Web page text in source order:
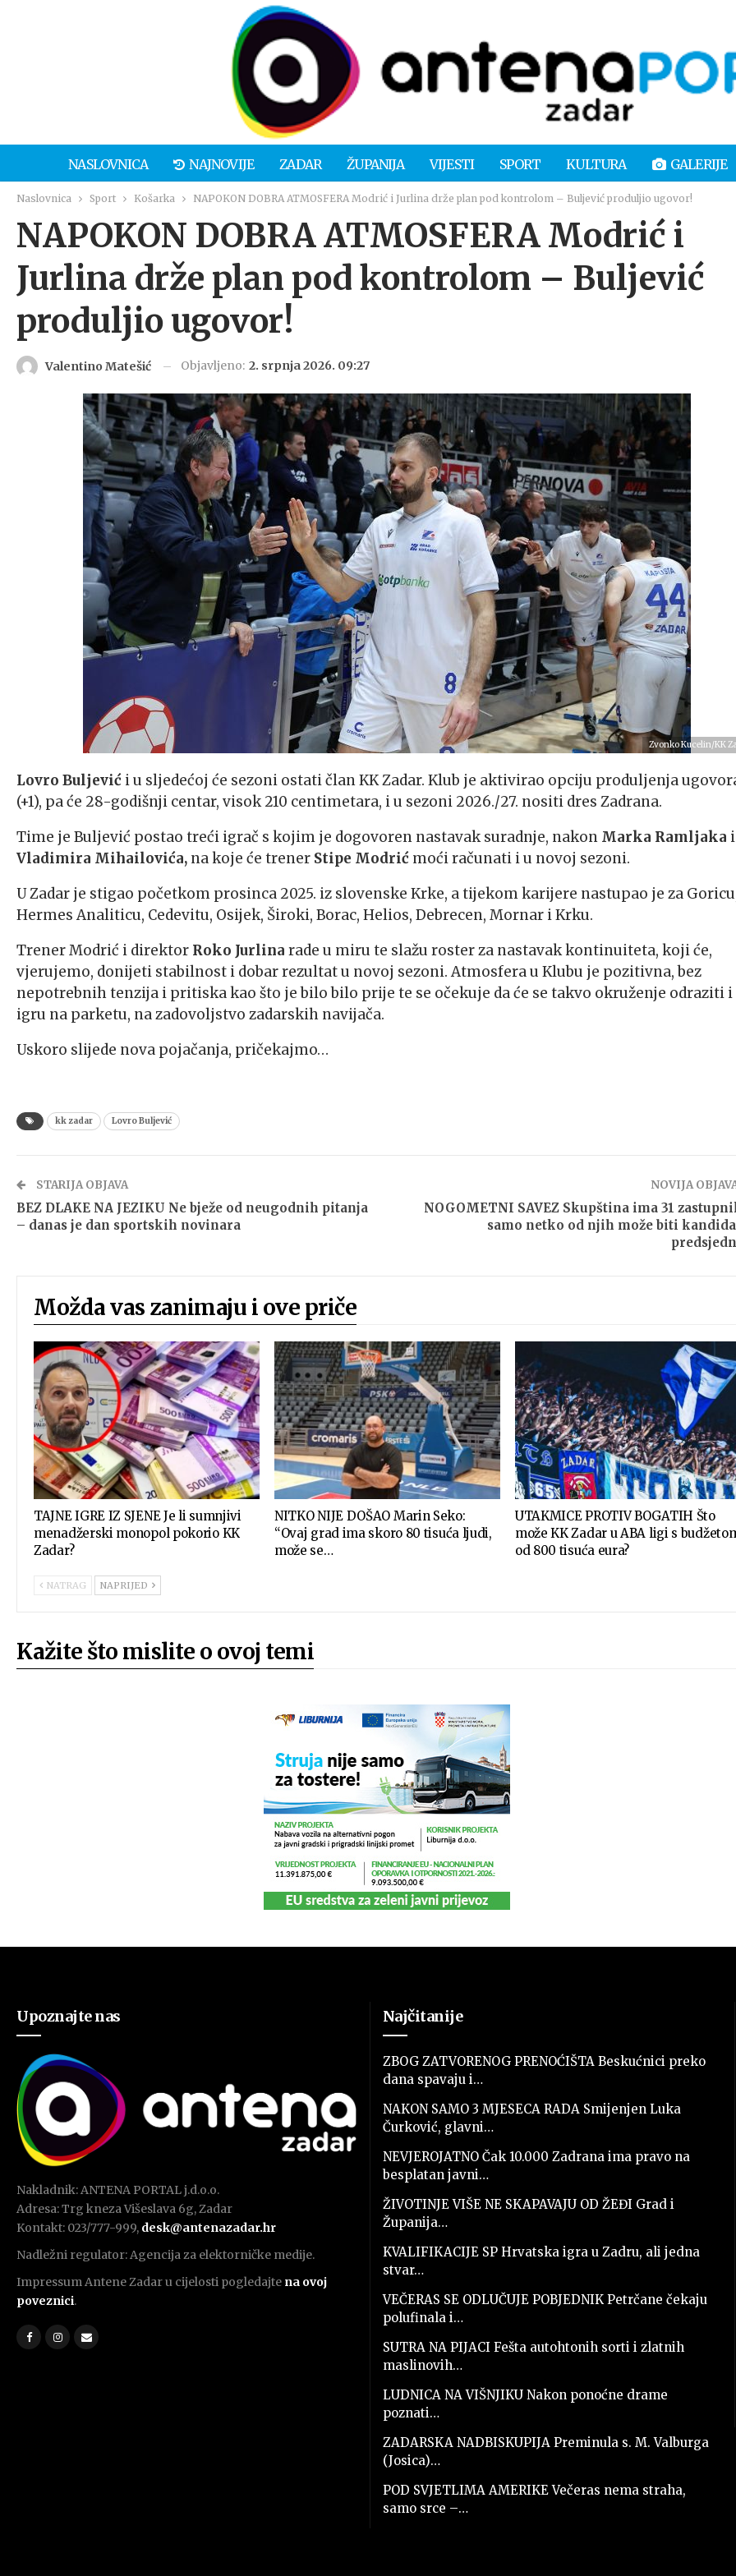
NASLOVNICA NAJNOVIJE ZADAR ŽUPANIJA VIJESTI SPORT KULTURA GALERIJE
Naslovnica Sport Košarka NAPOKON DOBRA ATMOSFERA Modrić i Jurlina drže plan pod kontrolom – Buljević produljio ugovor!
NAPOKON DOBRA ATMOSFERA Modrić i
Jurlina drže plan pod kontrolom – Buljević
produljio ugovor!
Valentino Matešić Objavljeno: 2. srpnja 2026. 09:27
Zvonko Kucelin/KK
Lovro Buljević i u sljedećoj će sezoni ostati član KK Zadar. Klub je aktivirao opciju produljenja
(+1), pa će 28-godišnji centar, visok 210 centimetara, i u sezoni 2026./27. nositi dres Zadrana.
Time je Buljević postao treći igrač s kojim je dogovoren nastavak suradnje, nakon Marka Ramljaka i
Vladimira Mihailovića, na koje će trener Stipe Modrić moći računati i u novoj sezoni.
U Zadar je stigao početkom prosinca 2025. iz slovenske Krke, a tijekom karijere nastupao je za
Hermes Analiticu, Cedevitu, Osijek, Široki, Borac, Helios, Debrecen, Mornar i Krku.
Trener Modrić i direktor Roko Jurlina rade u miru te slažu roster za nastavak kontinuiteta, koji će,
vjerujemo, donijeti stabilnost i dobar rezultat u novoj sezoni. Atmosfera u Klubu je pozitivna, bez
nepotrebnih tenzija i pritiska kao što je bilo bilo prije te se očekuje da će se takvo okruženje odraziti i
igru na parketu, na zadovoljstvo zadarskih navijača.
Uskoro slijede nova pojačanja, pričekajmo…
kk zadar Lovro Buljević
STARIJA OBJAVA
BEZ DLAKE NA JEZIKU Ne bježe od neugodnih pitanja
– danas je dan sportskih novinara
NOVIJA
NOGOMETNI SAVEZ Skupština ima 31
samo netko od njih može biti
Možda vas zanimaju i ove priče
TAJNE IGRE IZ SJENE Je li sumnjivi
menadžerski monopol pokorio KK
Zadar?
NITKO NIJE DOŠAO Marin Seko:
“Ovaj grad ima skoro 80 tisuća ljudi,
može se…
UTAKMICE PROTIV BOGATIH Što
može KK Zadar u ABA ligi s
od 800 tisuća eura?
NATRAG NAPRIJED
Kažite što mislite o ovoj temi
Upoznajte nas
Nakladnik: ANTENA PORTAL j.d.o.o.
Adresa: Trg kneza Višeslava 6g, Zadar
Kontakt: 023/777-999, desk@antenazadar.hr
Nadležni regulator: Agencija za elektorničke medije.
Impressum Antene Zadar u cijelosti pogledajte na ovoj
poveznici.
Najčitanije
ZBOG ZATVORENOG PRENOĆIŠTA Beskućnici preko
dana spavaju i…
NAKON SAMO 3 MJESECA RADA Smijenjen Luka
Čurković, glavni…
NEVJEROJATNO Čak 10.000 Zadrana ima pravo na
besplatan javni…
ŽIVOTINJE VIŠE NE SKAPAVAJU OD ŽEĐI Grad i
Županija…
KVALIFIKACIJE SP Hrvatska igra u Zadru, ali jedna
stvar…
VEČERAS SE ODLUČUJE POBJEDNIK Petrčane čekaju
polufinala i…
SUTRA NA PIJACI Fešta autohtonih sorti i zlatnih
maslinovih…
LUDNICA NA VIŠNJIKU Nakon ponoćne drame
poznati…
ZADARSKA NADBISKUPIJA Preminula s. M. Valburga
(Josica)…
POD SVJETLIMA AMERIKE Večeras nema straha,
samo srce –…